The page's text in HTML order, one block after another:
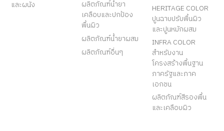
และผนัง
ผลิตภัณฑ์น้ำยา
เคลือบและปกป้อง
พื้นผิว
ผลิตภัณฑ์น้ำยาผสม
ผลิตภัณฑ์อื่นๆ
HERITAGE COLOR
ปูนฉาบปรับพื้นผิว
และปูนหมักผสม
INFRA COLOR
สำหรับงาน
โครงสร้างพื้นฐาน
ภาครัฐและภาค
เอกชน
ผลิตภัณฑ์สีรองพื้น
และเคลือบผิว